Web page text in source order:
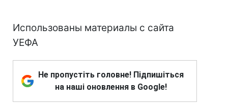
Использованы материалы с сайта
УЕФА
Не пропустіть головне! Підпишіться
на наші оновлення в Google!